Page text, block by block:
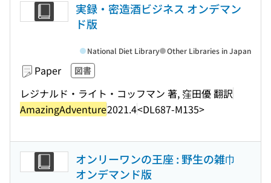
実録・密造酒ビジネス オンデマン
ド版
Paper 図書
レジナルド・ライト・コッフマン 著, 窪田優 翻訳
AmazingAdventure2021.4<DL687-M135>
National Diet Library Other Libraries in Japan
オンリーワンの王座 : 野生の雑巾
オンデマンド版